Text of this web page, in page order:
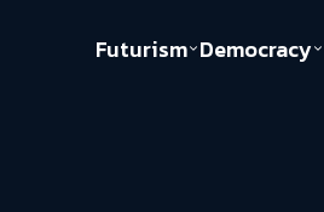
Futurism Democracy